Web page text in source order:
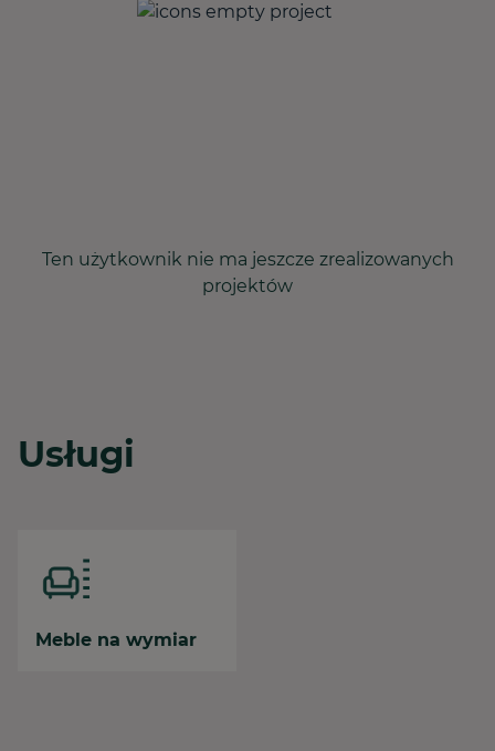
Ten użytkownik nie ma jeszcze zrealizowanych
projektów
Usługi
Meble na wymiar